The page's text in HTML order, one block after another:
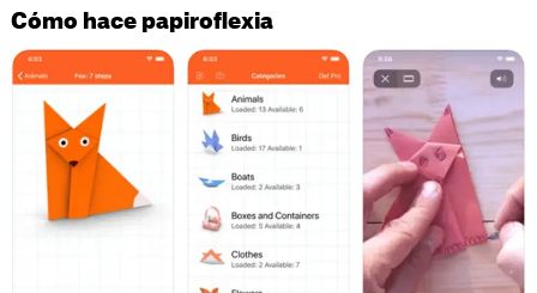
Cómo hace papiroflexia